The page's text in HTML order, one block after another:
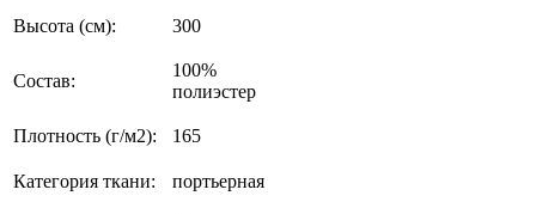
Высота (см): 300
Состав:
100%
полиэстер
Плотность (г/м2): 165
Категория ткани: портьерная